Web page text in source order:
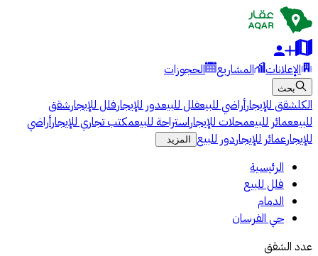
الإعلانات المشاريع الحجوزات
بحث
الكلشقق للإيجارأراضي للبيعفلل للبيعدور للإيجارفلل للإيجارشقق
للبيععمائر للبيعمحلات للإيجاراستراحة للبيعمكتب تجاري للإيجارأراضي
للإيجارعمائر للإيجاردور للبيع المزيد
الرئيسية
فلل للبيع
الدمام
حي الفرسان
عدد الشقق